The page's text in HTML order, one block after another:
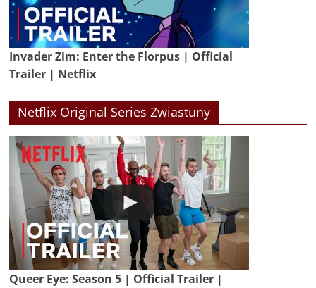
Invader Zim: Enter the Florpus | Official
Trailer | Netflix
Netflix Original Series Zwiastuny
Queer Eye: Season 5 | Official Trailer |